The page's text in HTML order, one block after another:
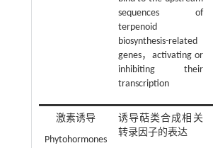
sequences of
terpenoid
biosynthesis-related
genes，activating or
inhibiting their
transcription
激素诱导
Phytohormones
诱导萜类合成相关
转录因子的表达